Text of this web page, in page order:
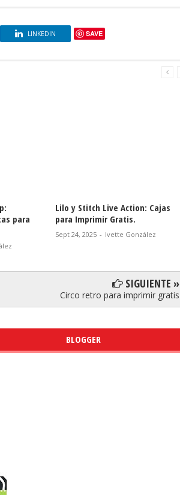
LINKEDIN SAVE
para
Lilo y Stitch Live Action: Cajas
para Imprimir Gratis.
Sept 24, 2025 - Ivette González
SIGUIENTE »
Circo retro para imprimir gratis
BLOGGER